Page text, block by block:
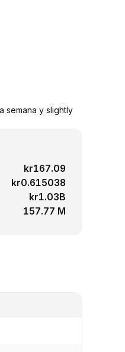
semana y slightly
kr167.09
kr0.615038
kr1.03B
157.77 M